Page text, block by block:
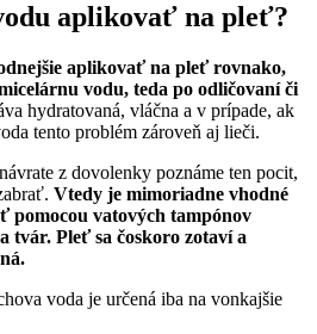
aplikovať na pleť?
aplikovať na pleť rovnako,
vodu, teda po odličovaní či
hydratovaná, vláčna a v prípade, ak
tento problém zároveň aj lieči.
z dovolenky poznáme ten pocit,
Vtedy je mimoriadne vhodné
pomocou vatových tampónov
tvár. Pleť sa čoskoro zotaví a
voda je určená iba na vonkajšie